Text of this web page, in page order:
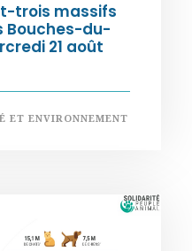
trois massifs
Bouches-du-
21 août
ET ENVIRONNEMENT